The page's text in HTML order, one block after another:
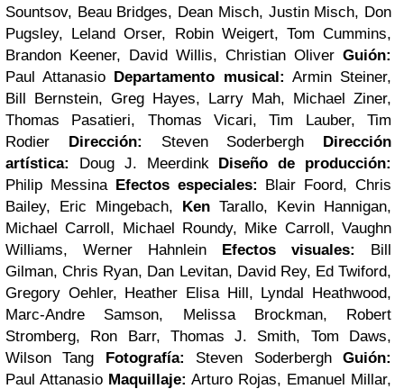
Sountsov, Beau Bridges, Dean Misch, Justin Misch, Don
Pugsley, Leland Orser, Robin Weigert, Tom Cummins,
Brandon Keener, David Willis, Christian Oliver Guión:
Paul Attanasio Departamento musical: Armin Steiner,
Bill Bernstein, Greg Hayes, Larry Mah, Michael Ziner,
Thomas Pasatieri, Thomas Vicari, Tim Lauber, Tim
Rodier
Dirección: Steven Soderbergh
Dirección
artística:
Doug J. Meerdink
Diseño de producción:
Philip Messina Efectos especiales: Blair Foord, Chris
Bailey, Eric Mingebach, Ken Tarallo, Kevin Hannigan,
Michael Carroll, Michael Roundy, Mike Carroll, Vaughn
Williams, Werner Hahnlein
Efectos visuales:
Bill
Gilman, Chris Ryan, Dan Levitan, David Rey, Ed Twiford,
Gregory Oehler, Heather Elisa Hill, Lyndal Heathwood,
Marc-Andre Samson, Melissa Brockman, Robert
Stromberg, Ron Barr, Thomas J. Smith, Tom Daws,
Wilson Tang
Fotografía: Steven Soderbergh
Guión:
Paul Attanasio Maquillaje: Arturo Rojas, Emanuel Millar,